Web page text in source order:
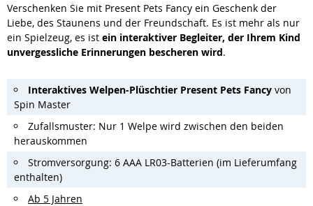
Verschenken Sie mit Present Pets Fancy ein Geschenk der
Liebe, des Staunens und der Freundschaft. Es ist mehr als nur
ein Spielzeug, es ist ein interaktiver Begleiter, der Ihrem Kind
unvergessliche Erinnerungen bescheren wird.
Interaktives Welpen-Plüschtier Present Pets Fancy von
Spin Master
Zufallsmuster: Nur 1 Welpe wird zwischen den beiden
herauskommen
Stromversorgung: 6 AAA LR03-Batterien (im Lieferumfang
enthalten)
Ab 5 Jahren